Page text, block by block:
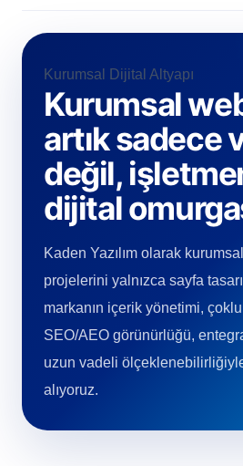
Kurumsal Dijital Altyapı
Kurumsal
artık sadece
değil,
dijital
Kaden Yazılım olarak
projelerini yalnızca sayfa
markanın içerik yönetimi, çoklu
SEO/AEO görünürlüğü,
uzun vadeli
alıyoruz.